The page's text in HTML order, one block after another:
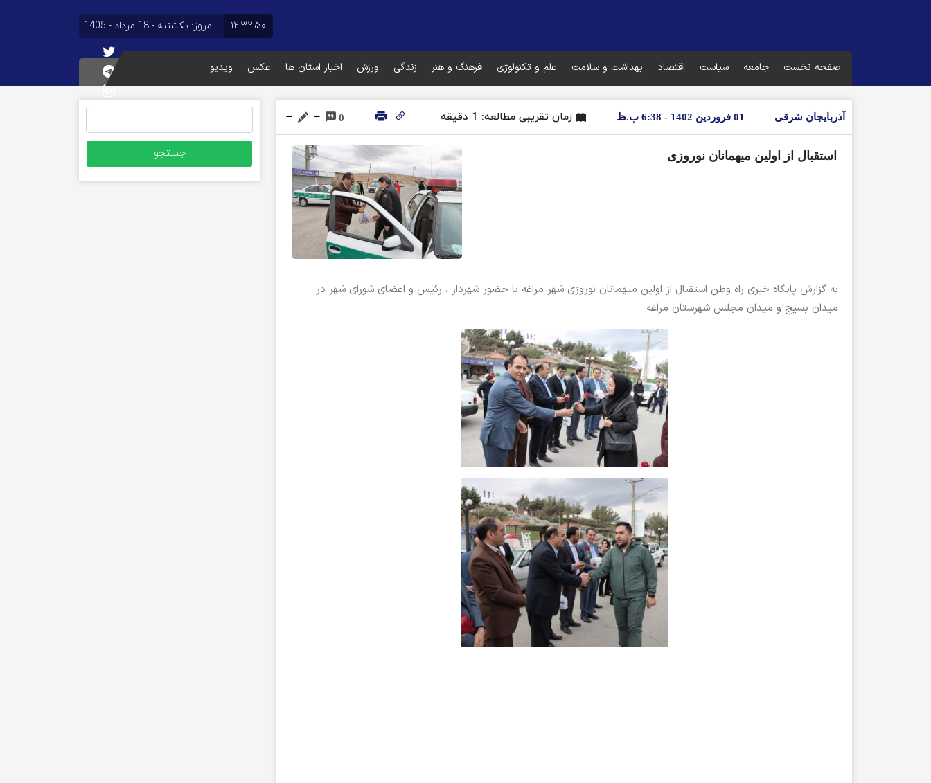
۱۲:۳۲:۵۰ امروز: یکشنبه - 18 مرداد - 1405
صفحه نخست جامعه سیاست اقتصاد بهداشت و سلامت علم و تکنولوژی فرهنگ و هنر زندگی ورزش اخبار استان ها عکس ویدیو
آذربایجان شرقی 01 فروردین 1402 - 6:38 ب.ظ زمان تقریبی مطالعه: 1 دقیقه 0
استقبال از اولین میهمانان نوروزی
به گزارش پایگاه خبری راه وطن استقبال از اولین میهمانان نوروزی شهر مراغه با حضور شهردار ، رئیس و اعضای شورای شهر در
میدان بسیج و میدان مجلس شهرستان مراغه
برای: